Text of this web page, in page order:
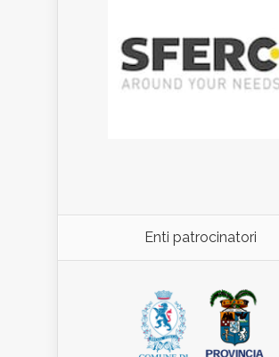
Enti patrocinatori